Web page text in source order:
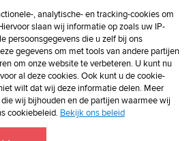
, analytische- en tracking-cookies om
slaan wij informatie op zoals uw IP-
persoonsgegevens die u zelf bij ons
gegevens om met tools van andere partijen
om onze website te verbeteren. U kunt nu
al deze cookies. Ook kunt u de cookie-
wilt dat wij deze informatie delen. Meer
wij bijhouden en de partijen waarmee wij
cookiebeleid. Bekijk ons beleid